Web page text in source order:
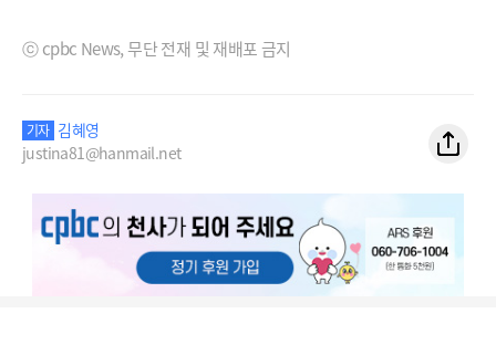
ⓒ cpbc News, 무단 전재 및 재배포 금지
기자 김혜영
justina81@hanmail.net